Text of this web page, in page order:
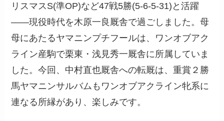
リスマスS(準OP)など47戦5勝(5-6-5-31)と活躍
――現役時代を木原一良厩舎で過ごしました。母
母にあたるヤマニンプチフールは、ワンオブアク
ライン産駒で栗東・浅見秀一厩舎に所属していま
した。今回、中村直也厩舎への転厩は、重賞２勝
馬ヤマニンサルバムもワンオブアクライン牝系に
連なる所縁があり、楽しみです。